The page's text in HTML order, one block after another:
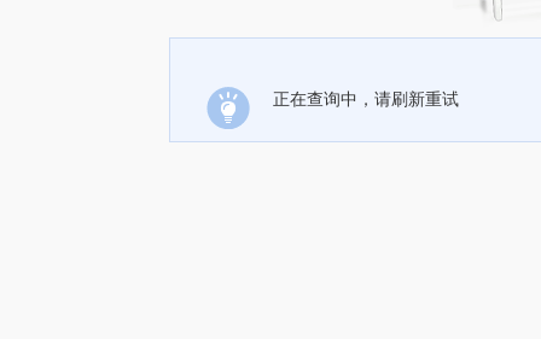
正在查询中，请刷新重试